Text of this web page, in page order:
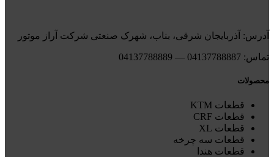
آدرس: آذربایجان شرقی، بناب، شهرک صنعتی شرکت آراز موتور
تماس: 04137788887 — 04137788889
محصولات
قطعات KTM
قطعات CRF
قطعات XL
قطعات سه چرخه
قطعات هندا